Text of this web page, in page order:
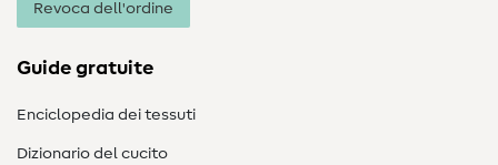
Revoca dell'ordine
Guide gratuite
Enciclopedia dei tessuti
Dizionario del cucito